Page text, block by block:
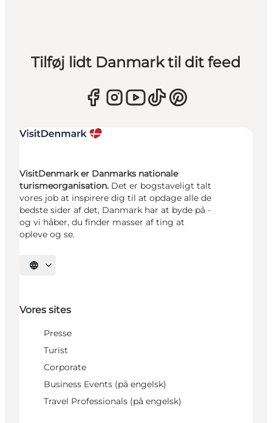
Tilføj lidt Danmark til dit feed
VisitDenmark er Danmarks nationale
turismeorganisation. Det er bogstaveligt talt
vores job at inspirere dig til at opdage alle de
bedste sider af det, Danmark har at byde på -
og vi håber, du finder masser af ting at
opleve og se.
Vælg sprog
Vores sites
Presse
Turist
Corporate
Business Events (på engelsk)
Travel Professionals (på engelsk)